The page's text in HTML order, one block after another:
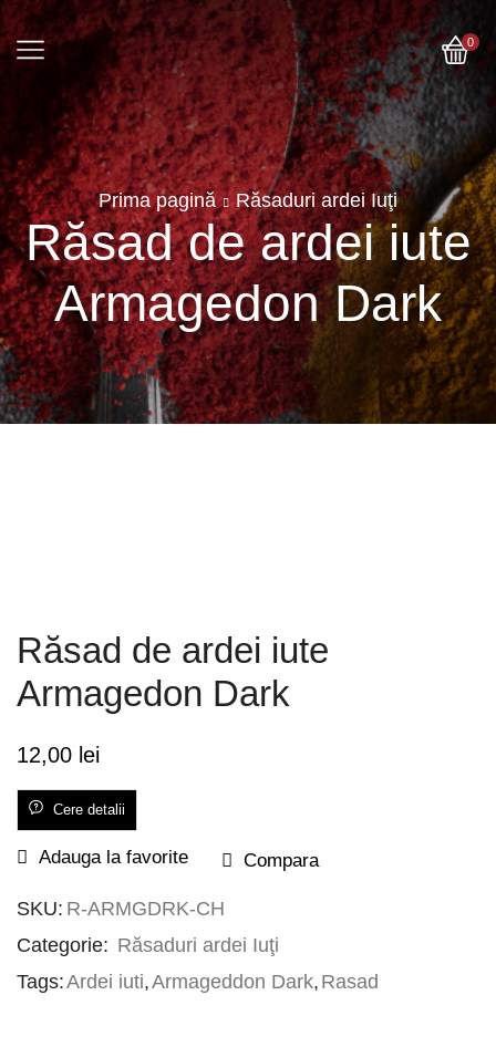
0
Prima pagină Răsaduri ardei Iuţi
Răsad de ardei iute
Armagedon Dark
Răsad de ardei iute
Armagedon Dark
12,00 lei
Cere detalii
Adauga la favorite Compara
SKU: R-ARMGDRK-CH
Categorie: Răsaduri ardei Iuţi
Tags:Ardei iuti,Armageddon Dark, Rasad